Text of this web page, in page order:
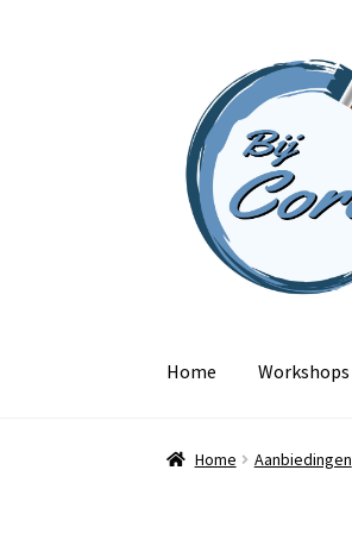
naar
navigatie
inhoud
Home Workshops
Home Aanbiedingen